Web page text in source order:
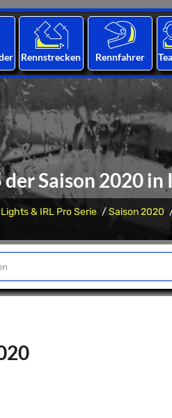
Rennstrecken Rennfahrer
Saison 2020
& IRL Pro Serie
Saison 2020